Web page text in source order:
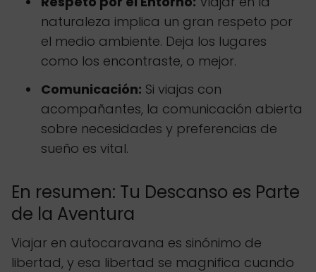
naturaleza implica un gran respeto por
el medio ambiente. Deja los lugares
como los encontraste, o mejor.
Comunicación: Si viajas con
acompañantes, la comunicación abierta
sobre necesidades y preferencias de
sueño es vital.
En resumen: Tu Descanso es Parte
de la Aventura
Viajar en autocaravana es sinónimo de
libertad, y esa libertad se magnifica cuando